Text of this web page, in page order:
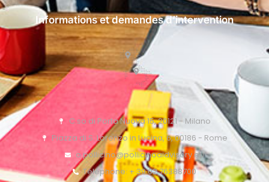
Informations et demandes d’intervention
C.so di Porta Nuova 15, 20121 - Milano
Piazza di S. Lorenzo in Lucina, 6, 00186 - Rome
o.pollicino@pollicinoaidvisory.eu
Téléphone: + 39 02 76388700